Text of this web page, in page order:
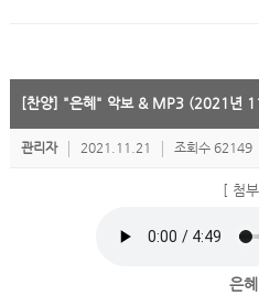
[찬양] "은혜" 악보 & MP3 (2021년
관리자 2021.11.21 조회수 62149
[ 첨
은